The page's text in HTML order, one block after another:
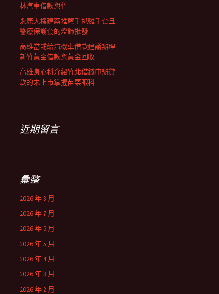
林汽車借款與竹
永康大樓建案推薦手扒雞手套且
醫療保護套的燈飾批發
高雄當舖給汽機車借款建議辦理
新竹黃金借款與黃金回收
高雄身心科介紹竹北借錢申辦貸
款的未上市掌握苗栗眼科
近期留言
彙整
2026 年 8 月
2026 年 7 月
2026 年 6 月
2026 年 5 月
2026 年 4 月
2026 年 3 月
2026 年 2 月